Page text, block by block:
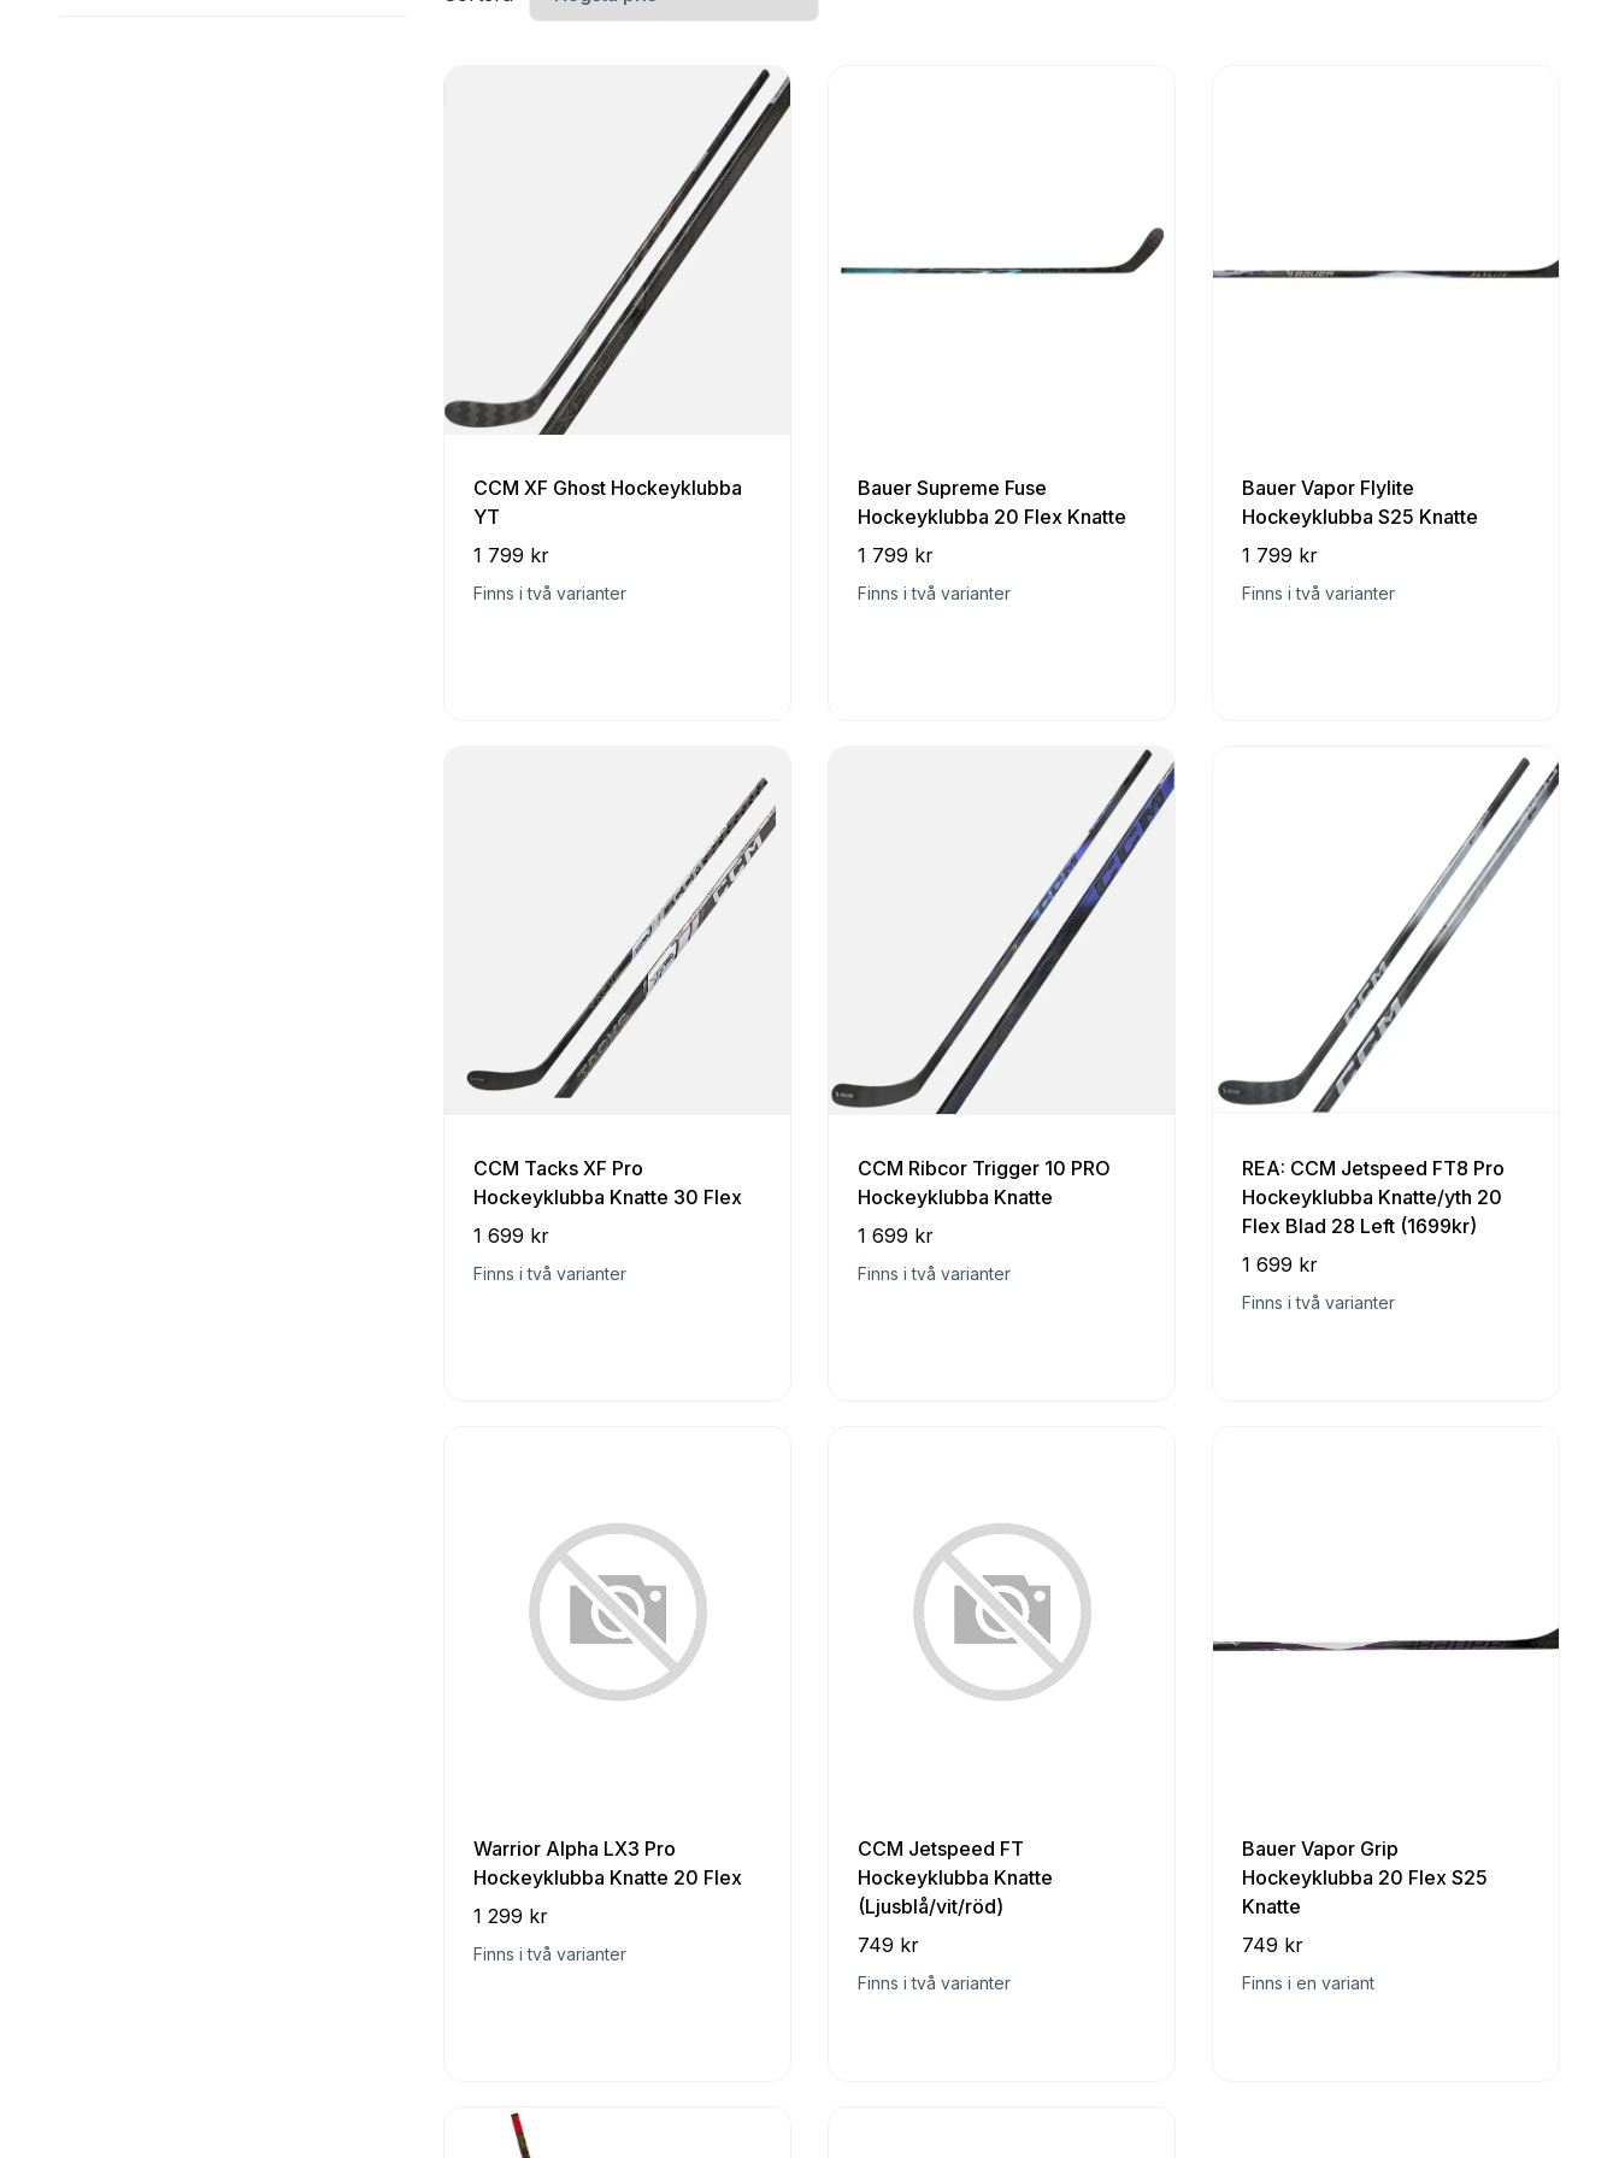
CCM XF Ghost Hockeyklubba
YT
1 799 kr
Finns i två varianter
Bauer Supreme Fuse
Hockeyklubba 20 Flex Knatte
1 799 kr
Finns i två varianter
Bauer Vapor Flylite
Hockeyklubba S25 Knatte
1 799 kr
Finns i två varianter
CCM Tacks XF Pro
Hockeyklubba Knatte 30 Flex
1 699 kr
Finns i två varianter
CCM Ribcor Trigger 10 PRO
Hockeyklubba Knatte
1 699 kr
Finns i två varianter
REA: CCM Jetspeed FT8 Pro
Hockeyklubba Knatte/yth 20
Flex Blad 28 Left (1699kr)
1 699 kr
Finns i två varianter
Warrior Alpha LX3 Pro
Hockeyklubba Knatte 20 Flex
1 299 kr
Finns i två varianter
CCM Jetspeed FT
Hockeyklubba Knatte
(Ljusblå/vit/röd)
749 kr
Finns i två varianter
Bauer Vapor Grip
Hockeyklubba 20 Flex S25
Knatte
749 kr
Finns i en variant